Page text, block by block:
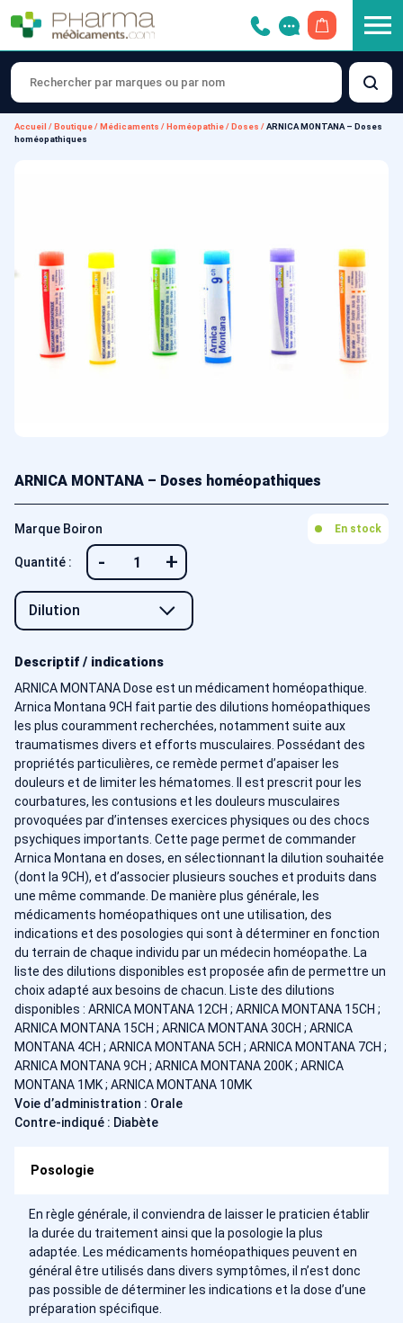
Accueil / Boutique/ Médicaments / Homéopathie/ Doses /ARNICA MONTANA – Doses
homéopathiques
ARNICA MONTANA – Doses homéopathiques
Marque Boiron En stock
Quantité : - +
Descriptif / indications
ARNICA MONTANA Dose est un médicament homéopathique.
Arnica Montana 9CH fait partie des dilutions homéopathiques
les plus couramment recherchées, notamment suite aux
traumatismes divers et efforts musculaires. Possédant des
propriétés particulières, ce remède permet d’apaiser les
douleurs et de limiter les hématomes. Il est prescrit pour les
courbatures, les contusions et les douleurs musculaires
provoquées par d’intenses exercices physiques ou des chocs
psychiques importants. Cette page permet de commander
Arnica Montana en doses, en sélectionnant la dilution souhaitée
(dont la 9CH), et d’associer plusieurs souches et produits dans
une même commande. De manière plus générale, les
médicaments homéopathiques ont une utilisation, des
indications et des posologies qui sont à déterminer en fonction
du terrain de chaque individu par un médecin homéopathe. La
liste des dilutions disponibles est proposée afin de permettre un
choix adapté aux besoins de chacun. Liste des dilutions
disponibles : ARNICA MONTANA 12CH ; ARNICA MONTANA 15CH ;
ARNICA MONTANA 15CH ; ARNICA MONTANA 30CH ; ARNICA
MONTANA 4CH ; ARNICA MONTANA 5CH ; ARNICA MONTANA 7CH ;
ARNICA MONTANA 9CH ; ARNICA MONTANA 200K ; ARNICA
MONTANA 1MK ; ARNICA MONTANA 10MK
Voie d’administration : Orale
Contre-indiqué : Diabète
Posologie
En règle générale, il conviendra de laisser le praticien établir
la durée du traitement ainsi que la posologie la plus
adaptée. Les médicaments homéopathiques peuvent en
général être utilisés dans divers symptômes, il n’est donc
pas possible de déterminer les indications et la dose d’une
préparation spécifique.